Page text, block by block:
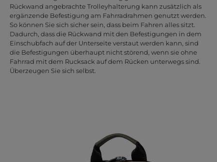
Rückwand angebrachte Trolleyhalterung kann zusätzlich als
ergänzende Befestigung am Fahrradrahmen genutzt werden.
So können Sie sich sicher sein, dass beim Fahren alles sitzt.
Dadurch, dass die Rückwand mit den Befestigungen in dem
Einschubfach auf der Unterseite verstaut werden kann, sind
die Befestigungen überhaupt nicht störend, wenn sie ohne
Fahrrad mit dem Rucksack auf dem Rücken unterwegs sind.
Überzeugen Sie sich selbst.